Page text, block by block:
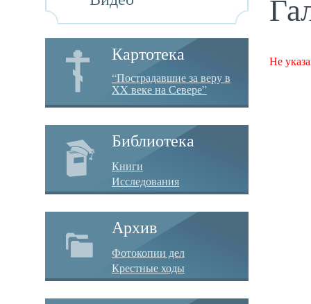
Картотека
“Пострадавшие за веру в
XX веке на Севере”
Библиотека
Книги
Исследования
Архив
Фотокопии дел
Крестные ходы
Не